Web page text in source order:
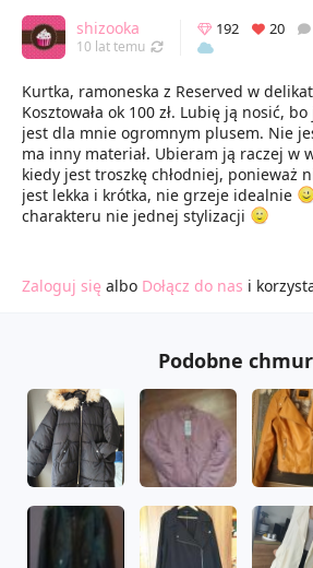
shizooka
10 lat temu Odświeżony
192 20
Kurtka, ramoneska z Reserved w
Kosztowała ok 100 zł. Lubię ją nosić,
jest dla mnie ogromnym plusem. Nie
ma inny materiał. Ubieram ją raczej w
kiedy jest troszkę chłodniej, ponieważ
jest lekka i krótka, nie grzeje idealnie
charakteru nie jednej stylizacji
Zaloguj się albo Dołącz do nas i
Podobne